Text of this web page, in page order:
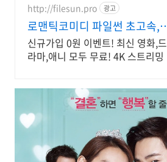
http://filesun.pro 광고
로맨틱코미디 파일썬 초고속,
4K 실시간 보기!
신규가입 0원 이벤트! 최신 영화,드
라마,애니 모두 무료! 4K 스트리밍